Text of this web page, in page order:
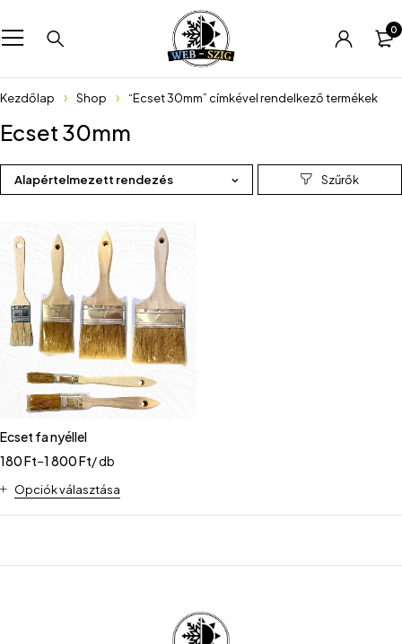
0
Kezdőlap Shop “Ecset 30mm” címkével rendelkező termékek
Ecset 30mm
Alapértelmezett rendezés
Ecset fa nyéllel
180Ft–1 800Ft/ db
Opciók választása